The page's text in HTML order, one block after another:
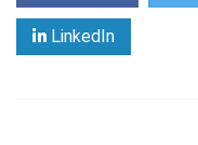
LinkedIn